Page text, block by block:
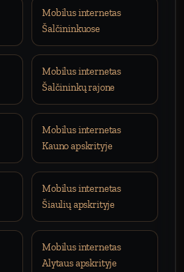
Mobilus internetas
Šalčininkuose
Mobilus internetas
Šalčininkų rajone
Mobilus internetas
Kauno apskrityje
Mobilus internetas
Šiaulių apskrityje
Mobilus internetas
Alytaus apskrityje